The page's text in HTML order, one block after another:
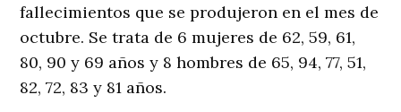
fallecimientos que se produjeron en el mes de
octubre. Se trata de 6 mujeres de 62, 59, 61,
80, 90 y 69 años y 8 hombres de 65, 94, 77, 51,
82, 72, 83 y 81 años.